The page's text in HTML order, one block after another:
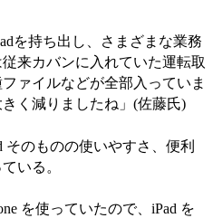
を持ち出し、さまざまな業務
来カバンに入れていた運転取
ァイルなどが全部入っていま
く減りましたね」(佐藤氏)
そのものの使いやすさ、便利
いる。
を使っていたので、iPad を